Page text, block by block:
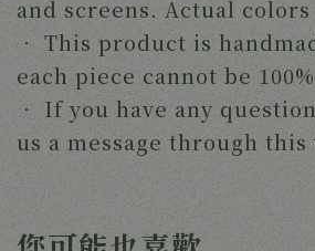
and screens. Actual colors
‧ This product is
each piece cannot be
‧ If you have any
us a message through this